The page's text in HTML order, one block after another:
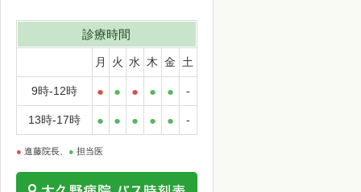
診療時間
月 火 水 木 金 土
9時-12時 ● ● ● ● ● -
13時-17時 ● ● ● ● ● -
● 進藤院長、 ● 担当医